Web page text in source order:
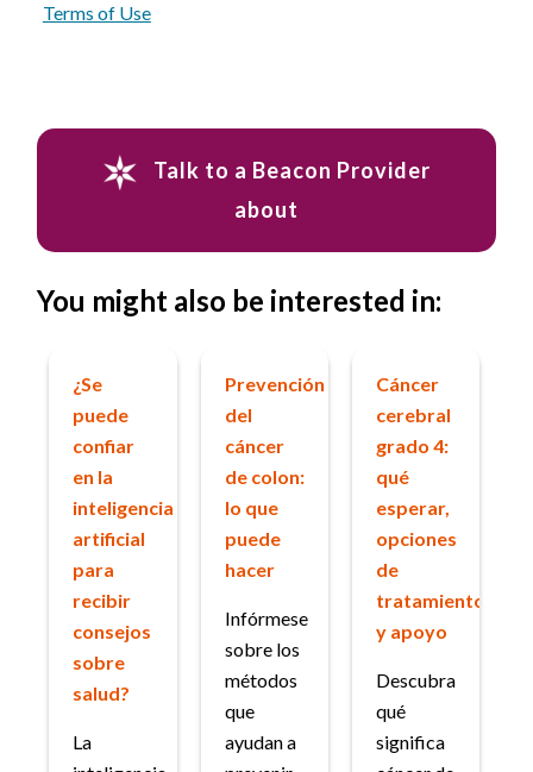
Terms of Use
Talk to a Beacon Provider
about
You might also be interested in:
¿Se
puede
confiar
en la
inteligencia
artificial
para
recibir
consejos
sobre
salud?
La
Prevención
del
cáncer
de colon:
lo que
puede
hacer
Infórmese
sobre los
métodos
que
ayudan a
Cáncer
cerebral
grado 4:
qué
esperar,
opciones
de
tratamiento
y apoyo
Descubra
qué
significa